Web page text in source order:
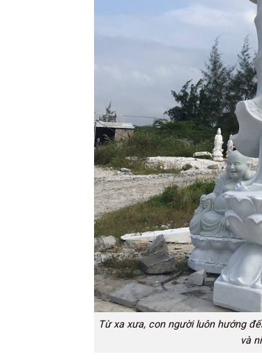
Từ xa xưa, con người luôn hướng
và